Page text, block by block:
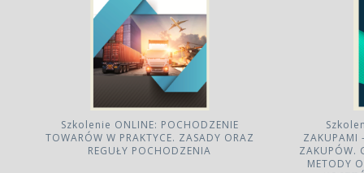
Szkolenie ONLINE: POCHODZENIE
TOWARÓW W PRAKTYCE. ZASADY ORAZ
REGUŁY POCHODZENIA
ZAKUPAMI
ZAKUPÓW.
METODY